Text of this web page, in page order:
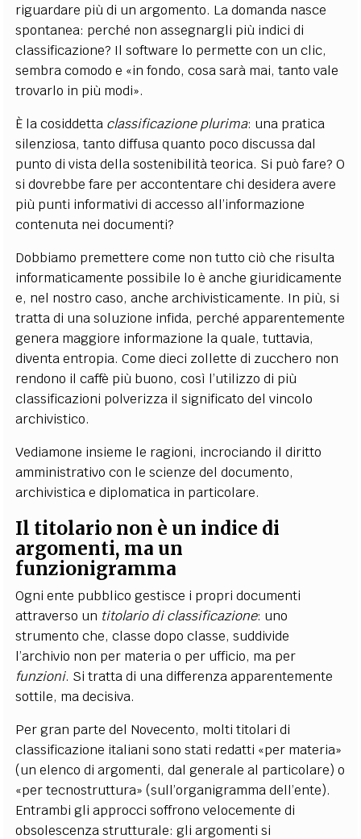
riguardare più di un argomento. La domanda nasce
spontanea: perché non assegnargli più indici di
classificazione? Il software lo permette con un clic,
sembra comodo e «in fondo, cosa sarà mai, tanto vale
trovarlo in più modi».
È la cosiddetta classificazione plurima: una pratica
silenziosa, tanto diffusa quanto poco discussa dal
punto di vista della sostenibilità teorica. Si può fare? O
si dovrebbe fare per accontentare chi desidera avere
più punti informativi di accesso all’informazione
contenuta nei documenti?
Dobbiamo premettere come non tutto ciò che risulta
informaticamente possibile lo è anche giuridicamente
e, nel nostro caso, anche archivisticamente. In più, si
tratta di una soluzione infida, perché apparentemente
genera maggiore informazione la quale, tuttavia,
diventa entropia. Come dieci zollette di zucchero non
rendono il caffè più buono, così l’utilizzo di più
classificazioni polverizza il significato del vincolo
archivistico.
Vediamone insieme le ragioni, incrociando il diritto
amministrativo con le scienze del documento,
archivistica e diplomatica in particolare.
Il titolario non è un indice di
argomenti, ma un
funzionigramma
Ogni ente pubblico gestisce i propri documenti
attraverso un titolario di classificazione: uno
strumento che, classe dopo classe, suddivide
l’archivio non per materia o per ufficio, ma per
funzioni. Si tratta di una differenza apparentemente
sottile, ma decisiva.
Per gran parte del Novecento, molti titolari di
classificazione italiani sono stati redatti «per materia»
(un elenco di argomenti, dal generale al particolare) o
«per tecnostruttura» (sull’organigramma dell’ente).
Entrambi gli approcci soffrono velocemente di
obsolescenza strutturale: gli argomenti si